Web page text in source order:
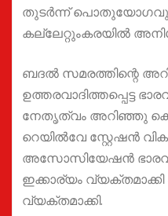
തുടർന്ന് പൊതുയോഗവും,
കല്ലേറ്റുംകരയിൽ
ബദൽ സമരത്തിന്റെ
ഉത്തരവാദിത്തപ്പെട്ട
നേതൃത്വം അറിഞ്ഞു
റെയിൽവേ സ്റ്റേഷൻ
അസോസിയേഷൻ
ഇക്കാര്യം
വ്യക്തമാക്കി.